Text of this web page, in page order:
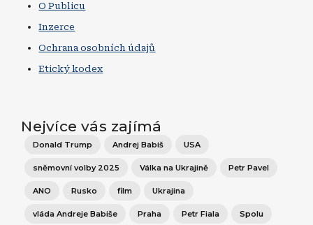
O Publicu
Inzerce
Ochrana osobních údajů
Etický kodex
Nejvíce vás zajímá
Donald Trump Andrej Babiš USA
sněmovní volby 2025 Válka na Ukrajině Petr Pavel
ANO Rusko film Ukrajina
vláda Andreje Babiše Praha Petr Fiala Spolu